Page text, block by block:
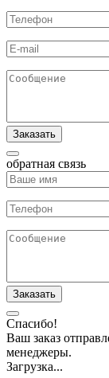
Заказать
обратная связь
Заказать
Спасибо!
Ваш заказ
менеджеры.
Загрузка...